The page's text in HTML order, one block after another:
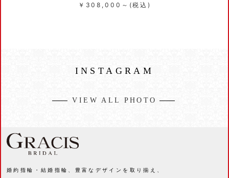
￥308,000～(税込)
INSTAGRAM
VIEW ALL PHOTO
婚約指輪・結婚指輪、豊富なデザインを取り揃え、